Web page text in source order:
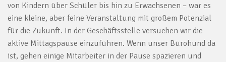
von Kindern über Schüler bis hin zu Erwachsenen – war es
eine kleine, aber feine Veranstaltung mit großem Potenzial
für die Zukunft. In der Geschäftsstelle versuchen wir die
aktive Mittagspause einzuführen. Wenn unser Bürohund da
ist, gehen einige Mitarbeiter in der Pause spazieren und